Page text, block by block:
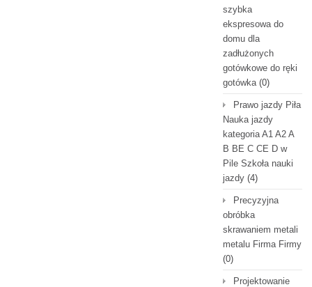
szybka
ekspresowa do
domu dla
zadłużonych
gotówkowe do ręki
gotówka(0)
Prawo jazdy Piła
Nauka jazdy
kategoria A1 A2 A
B BE C CE D‎ w
Pile Szkoła nauki
jazdy (4)
Precyzyjna
obróbka
skrawaniem metali
metalu Firma Firmy
(0)
Projektowanie